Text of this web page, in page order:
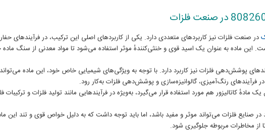
در صنعت فلزات
در صنعت فلزات نیز کاربردهای متعددی دارد. یکی از کاربردهای اصلی این ترکیب، در فرآیندهای
این ماده به عنوان یک اسید قوی و خنثی‌کنندهٔ موثر استفاده می‌شود تا مواد معدنی از سنگ ماده
پوشش‌دهی فلزات نیز کاربرد دارد. با توجه به ویژگی‌های شیمیایی خاص خود، این ماده
فرآیندهای رنگ‌آمیزی، گالوانیزه‌سازی و پوشش‌دهی فلزات به‌کار رود.
مادهٔ کاتالیزور هم مورد استفاده قرار می‌گیرد، به‌ویژه در فرآیندهایی مانند تولید فلزات و ترکیبات
در صنایع فلزات می‌تواند موثر و مفید باشد، اما باید توجه داشت که به دلیل خواص قوی و تند این
از مخاطرات مربوطه جلوگیری شود.